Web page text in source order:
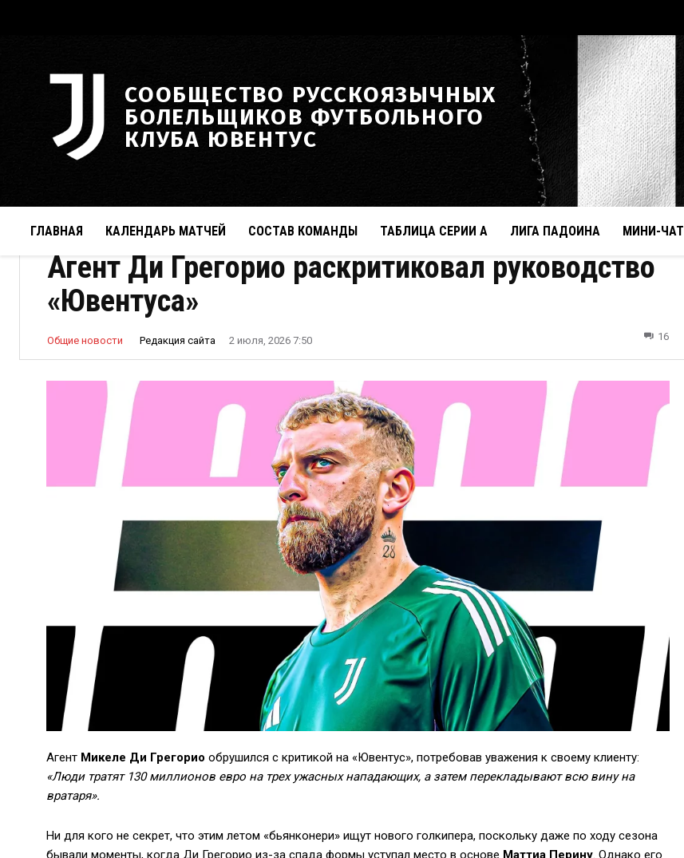
СООБЩЕСТВО РУССКОЯЗЫЧНЫХ
БОЛЕЛЬЩИКОВ ФУТБОЛЬНОГО
КЛУБА ЮВЕНТУС
ГЛАВНАЯ КАЛЕНДАРЬ МАТЧЕЙ СОСТАВ КОМАНДЫ ТАБЛИЦА СЕРИИ А ЛИГА ПАДОИНА МИНИ-ЧАТ
Агент Ди Грегорио раскритиковал руководство
«Ювентуса»
Общие новости Редакция сайта 2 июля, 2026 7:50 16
Агент Микеле Ди Грегорио обрушился с критикой на «Ювентус», потребовав уважения к своему клиенту:
«Люди тратят 130 миллионов евро на трех ужасных нападающих, а затем перекладывают всю вину на
вратаря».
Ни для кого не секрет, что этим летом «бьянконери» ищут нового голкипера, поскольку даже по ходу сезона